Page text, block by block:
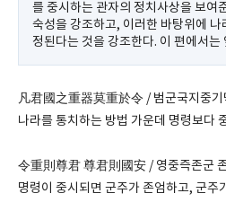
를 중시하는 관자의 정치사상을 보여
숙성을 강조하고, 이러한 바탕위에
정된다는 것을 강조한다. 이 편에서는
凡君國之重器莫重於令 / 범군국지중기
나라를 통치하는 방법 가운데 명령보다
令重則尊君 尊君則國安 / 영중즉존군
명령이 중시되면 군주가 존엄하고, 군주